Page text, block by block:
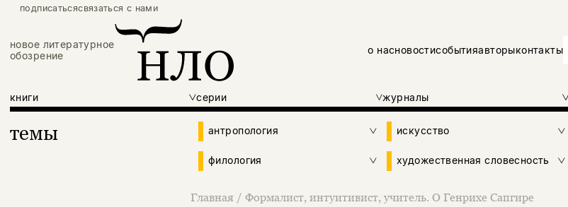
подписатьсясвязаться с нами
новое литературное
обозрение
о насновостисобытияавторыконтакты
книги серии журналы
темы антропология искусство
филология художественная словесность
Главная / Формалист, интуитивист, учитель. О Генрихе Сапгире